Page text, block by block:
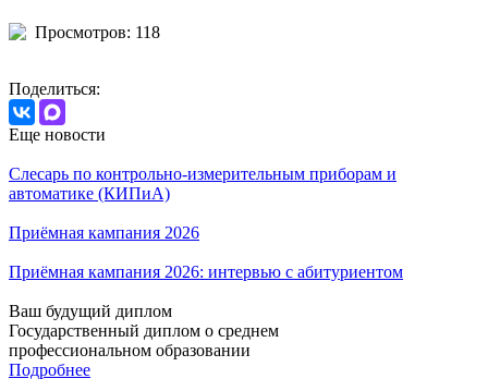
Просмотров: 118
Поделиться:
Еще новости
Слесарь по контрольно-измерительным приборам и
автоматике (КИПиА)
Приёмная кампания 2026
Приёмная кампания 2026: интервью с абитуриентом
Ваш будущий диплом
Государственный диплом о среднем
профессиональном образовании
Подробнее